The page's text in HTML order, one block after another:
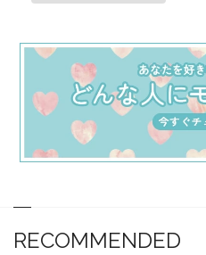
RECOMMENDED